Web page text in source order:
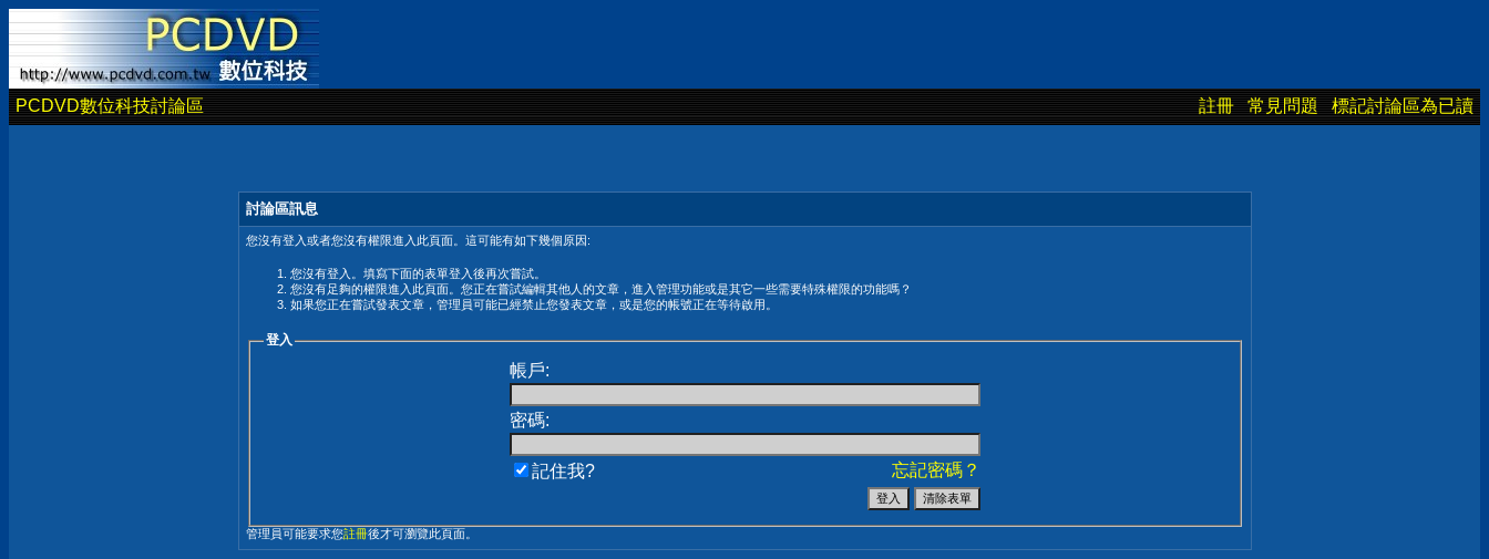
PCDVD數位科技討論區 註冊 常見問題 標記討論區為已讀
討論區訊息
您沒有登入或者您沒有權限進入此頁面。這可能有如下幾個原因:
您沒有登入。填寫下面的表單登入後再次嘗試。
您沒有足夠的權限進入此頁面。您正在嘗試編輯其他人的文章，進入管理功能或是其它一些需要特殊權限的功能嗎？
如果您正在嘗試發表文章，管理員可能已經禁止您發表文章，或是您的帳號正在等待啟用。
登入
帳戶:
密碼:
忘記密碼？
記住我?
管理員可能要求您註冊後才可瀏覽此頁面。